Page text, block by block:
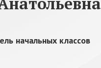
начальных классов